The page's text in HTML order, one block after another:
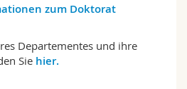
zum Doktorat
Departementes und ihre
Sie hier.